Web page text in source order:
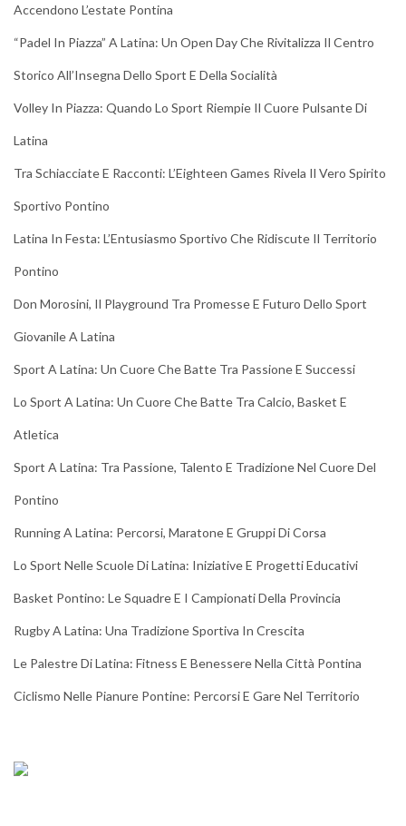
Accendono L’estate Pontina
“Padel In Piazza” A Latina: Un Open Day Che Rivitalizza Il Centro
Storico All’Insegna Dello Sport E Della Socialità
Volley In Piazza: Quando Lo Sport Riempie Il Cuore Pulsante Di
Latina
Tra Schiacciate E Racconti: L’Eighteen Games Rivela Il Vero Spirito
Sportivo Pontino
Latina In Festa: L’Entusiasmo Sportivo Che Ridiscute Il Territorio
Pontino
Don Morosini, Il Playground Tra Promesse E Futuro Dello Sport
Giovanile A Latina
Sport A Latina: Un Cuore Che Batte Tra Passione E Successi
Lo Sport A Latina: Un Cuore Che Batte Tra Calcio, Basket E
Atletica
Sport A Latina: Tra Passione, Talento E Tradizione Nel Cuore Del
Pontino
Running A Latina: Percorsi, Maratone E Gruppi Di Corsa
Lo Sport Nelle Scuole Di Latina: Iniziative E Progetti Educativi
Basket Pontino: Le Squadre E I Campionati Della Provincia
Rugby A Latina: Una Tradizione Sportiva In Crescita
Le Palestre Di Latina: Fitness E Benessere Nella Città Pontina
Ciclismo Nelle Pianure Pontine: Percorsi E Gare Nel Territorio